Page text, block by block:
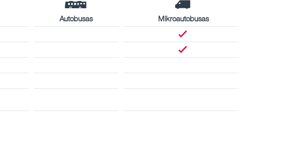
Autobusas
Mikroautobusas